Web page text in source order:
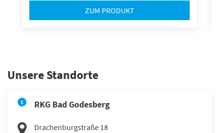
ZUM PRODUKT
Unsere Standorte
1 RKG Bad Godesberg
Drachenburgstraße 18